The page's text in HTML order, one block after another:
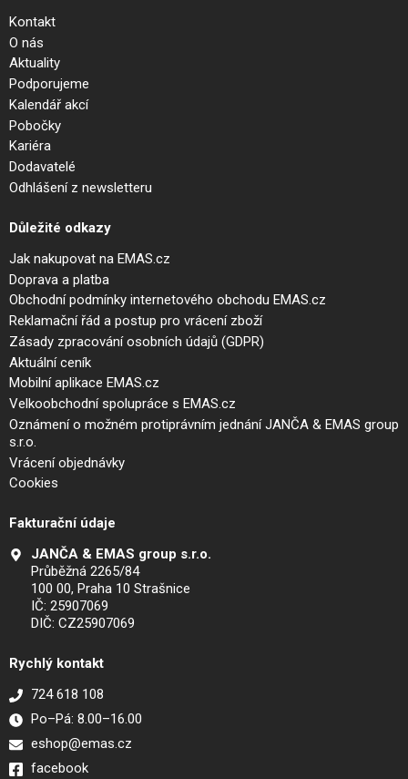
Kontakt
O nás
Aktuality
Podporujeme
Kalendář akcí
Pobočky
Kariéra
Dodavatelé
Odhlášení z newsletteru
Důležité odkazy
Jak nakupovat na EMAS.cz
Doprava a platba
Obchodní podmínky internetového obchodu EMAS.cz
Reklamační řád a postup pro vrácení zboží
Zásady zpracování osobních údajů (GDPR)
Aktuální ceník
Mobilní aplikace EMAS.cz
Velkoobchodní spolupráce s EMAS.cz
Oznámení o možném protiprávním jednání JANČA & EMAS group
s.r.o.
Vrácení objednávky
Cookies
Fakturační údaje
JANČA & EMAS group s.r.o.
Průběžná 2265/84
100 00, Praha 10 Strašnice
IČ: 25907069
DIČ: CZ25907069
Rychlý kontakt
724 618 108
Po–Pá: 8.00–16.00
eshop@emas.cz
facebook